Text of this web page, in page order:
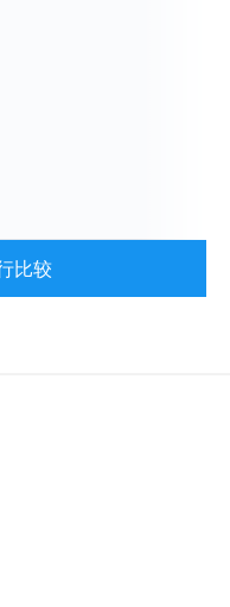
比较